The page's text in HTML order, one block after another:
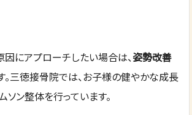
にアプローチしたい場合は、姿勢改善
三徳接骨院では、お子様の健やかな成長
ソン整体を行っています。